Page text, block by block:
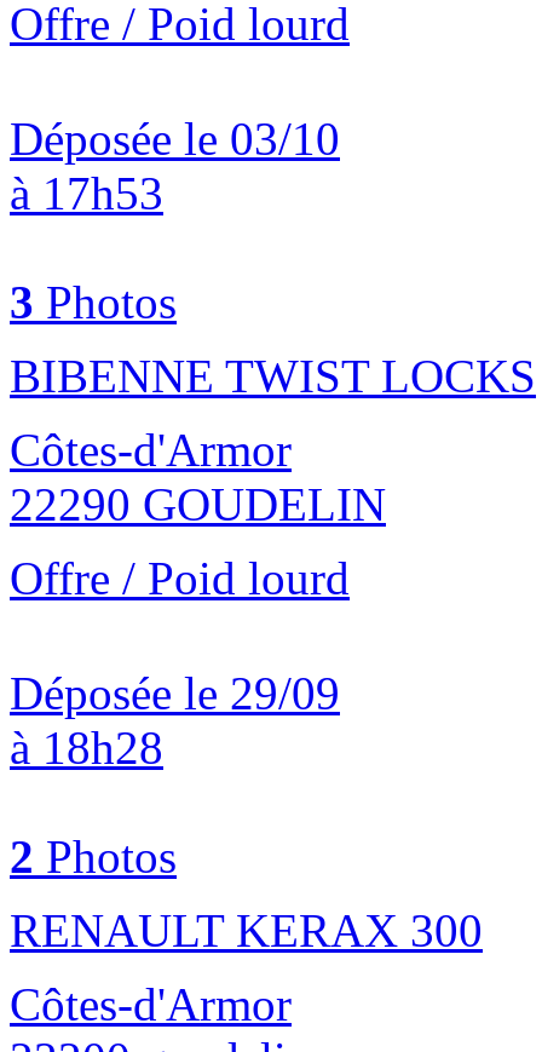
Offre / Poid lourd
Déposée le 03/10
à 17h53
3 Photos
BIBENNE TWIST LOCKS
Côtes-d'Armor
22290 GOUDELIN
Offre / Poid lourd
Déposée le 29/09
à 18h28
2 Photos
RENAULT KERAX 300
Côtes-d'Armor